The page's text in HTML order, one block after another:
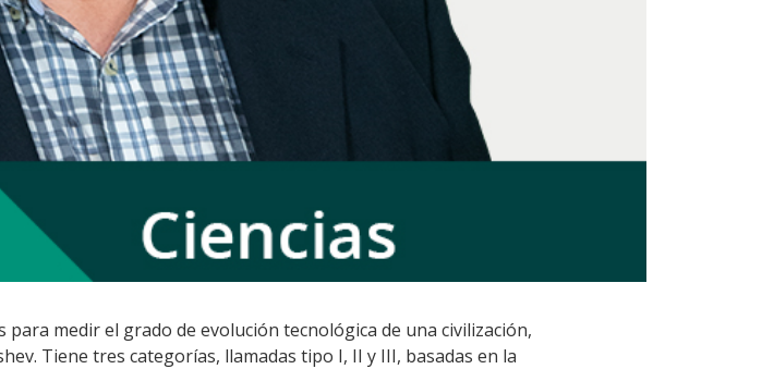
medir el grado de evolución tecnológica de una civilización,
Tiene tres categorías, llamadas tipo I, II y III, basadas en la